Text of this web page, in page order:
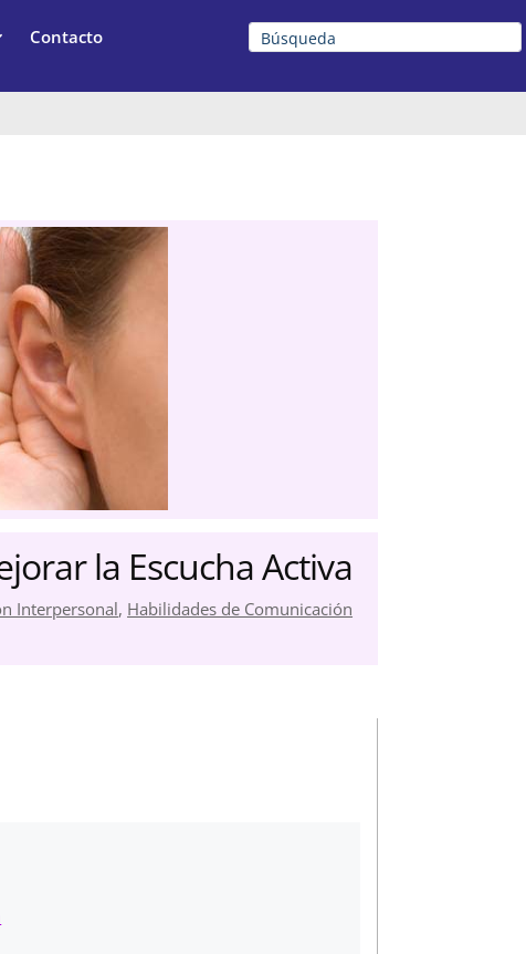
Contacto
la Escucha Activa
Interpersonal, Habilidades de Comunicación